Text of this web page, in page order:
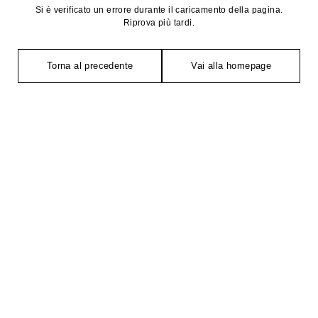
Si è verificato un errore durante il caricamento della pagina.
Riprova più tardi.
Torna al precedente Vai alla homepage